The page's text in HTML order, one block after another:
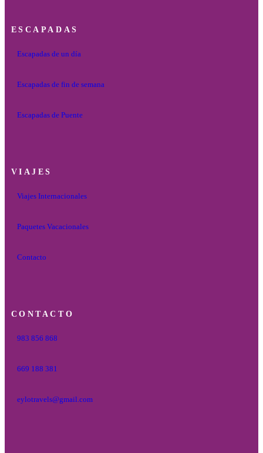
ESCAPADAS
Escapadas de un día
Escapadas de fin de semana
Escapadas de Puente
VIAJES
Viajes Internacionales
Paquetes Vacacionales
Contacto
CONTACTO
983 856 868
669 188 381
eylotravels@gmail.com